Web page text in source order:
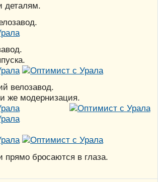
деталям.
велозавод.
же модернизация.
прямо бросаются в глаза.